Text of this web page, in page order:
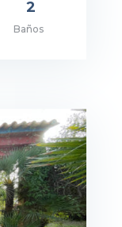
2
Baños